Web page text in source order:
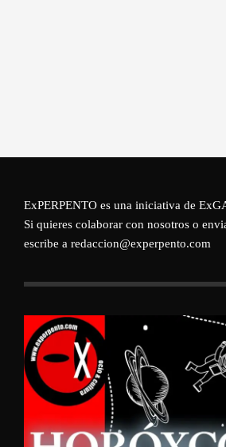
ExPERPENTO es una iniciativa de
Si quieres colaborar con nosotros o
escribe a redaccion@experpento.com